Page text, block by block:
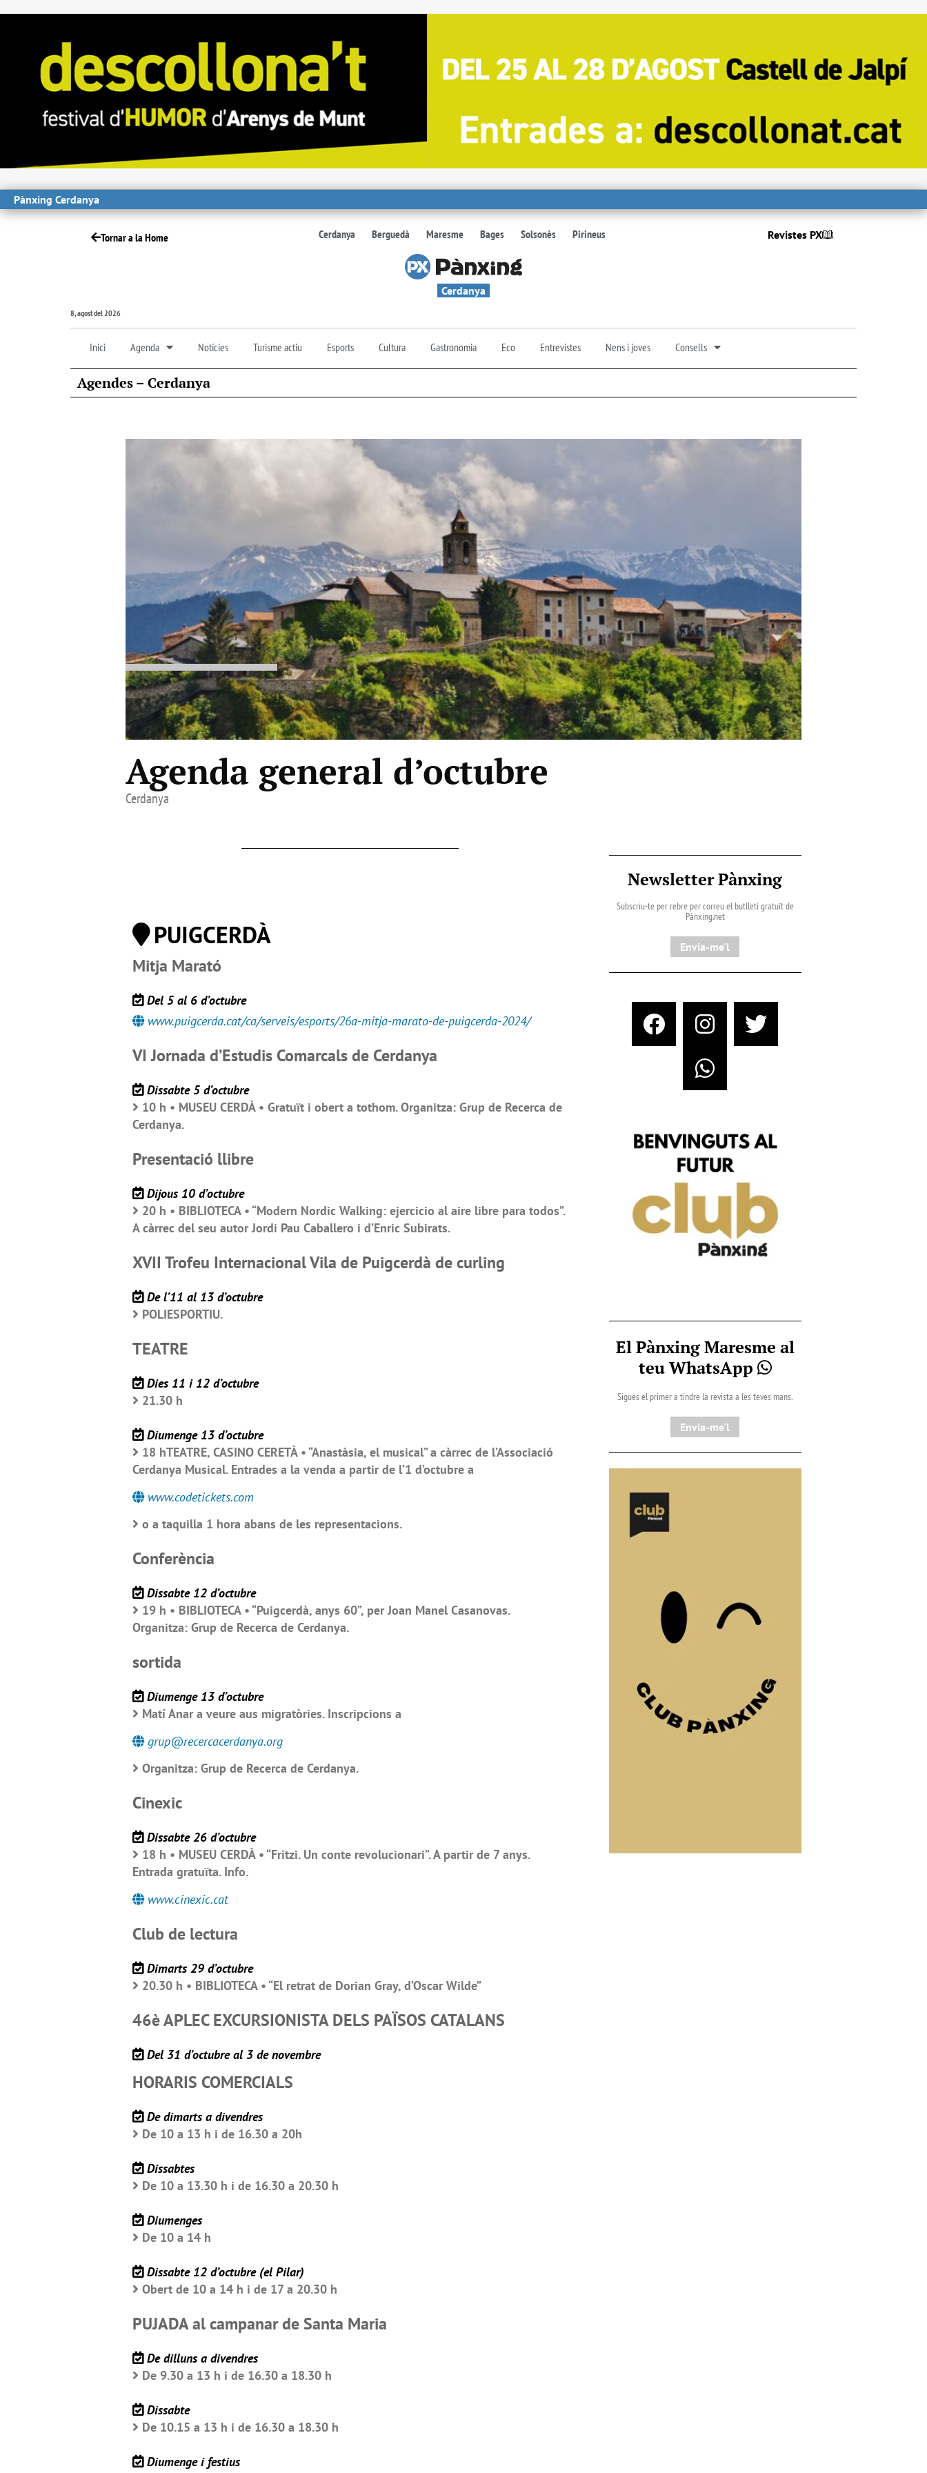
Pànxing Cerdanya
Tornar a la Home Cerdanya Berguedà Maresme Bages Solsonès Pirineus Revistes PX
Cerdanya
8, agost del 2026
Inici Agenda Notícies Turisme actiu Esports Cultura Gastronomia Eco Entrevistes Nens i joves Consells
Agendes – Cerdanya
Agenda general d’octubre
Cerdanya
PUIGCERDÀ
Mitja Marató
Del 5 al 6 d’octubre
www.puigcerda.cat/ca/serveis/esports/26a-mitja-marato-de-puigcerda-2024/
VI Jornada d’Estudis Comarcals de Cerdanya
Dissabte 5 d’octubre
10 h • MUSEU CERDÀ • Gratuït i obert a tothom. Organitza: Grup de Recerca de
Cerdanya.
Presentació llibre
Dijous 10 d’octubre
20 h • BIBLIOTECA • “Modern Nordic Walking: ejercicio al aire libre para todos”.
A càrrec del seu autor Jordi Pau Caballero i d’Enric Subirats.
XVII Trofeu Internacional Vila de Puigcerdà de curling
De l’11 al 13 d’octubre
POLIESPORTIU.
TEATRE
Dies 11 i 12 d’octubre
21.30 h
Diumenge 13 d’octubre
18 hTEATRE, CASINO CERETÀ • “Anastàsia, el musical” a càrrec de l’Associació
Cerdanya Musical. Entrades a la venda a partir de l’1 d’octubre a
www.codetickets.com
o a taquilla 1 hora abans de les representacions.
Conferència
Dissabte 12 d’octubre
19 h • BIBLIOTECA • “Puigcerdà, anys 60”, per Joan Manel Casanovas.
Organitza: Grup de Recerca de Cerdanya.
sortida
Diumenge 13 d’octubre
Matí Anar a veure aus migratòries. Inscripcions a
grup@recercacerdanya.org
Organitza: Grup de Recerca de Cerdanya.
Cinexic
Dissabte 26 d’octubre
18 h • MUSEU CERDÀ • “Fritzi. Un conte revolucionari”. A partir de 7 anys.
Entrada gratuïta. Info.
www.cinexic.cat
Club de lectura
Dimarts 29 d’octubre
20.30 h • BIBLIOTECA • “El retrat de Dorian Gray, d’Oscar Wilde”
46è APLEC EXCURSIONISTA DELS PAÏSOS CATALANS
Del 31 d’octubre al 3 de novembre
HORARIS COMERCIALS
De dimarts a divendres
De 10 a 13 h i de 16.30 a 20h
Dissabtes
De 10 a 13.30 h i de 16.30 a 20.30 h
Diumenges
De 10 a 14 h
Dissabte 12 d’octubre (el Pilar)
Obert de 10 a 14 h i de 17 a 20.30 h
PUJADA al campanar de Santa Maria
De dilluns a divendres
De 9.30 a 13 h i de 16.30 a 18.30 h
Dissabte
De 10.15 a 13 h i de 16.30 a 18.30 h
Diumenge i festius
Newsletter Pànxing
Subscriu-te per rebre per correu el butlletí gratuït de
Pànxing.net​
Envia-me'l
El Pànxing Maresme al
teu WhatsApp
Sigues el primer a tindre la revista a les teves mans.
Envia-me'l